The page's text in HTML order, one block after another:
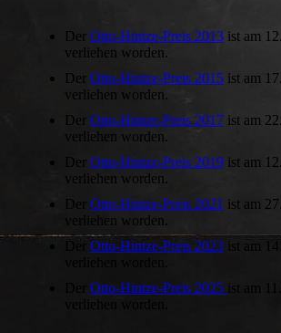
Der Otto-Hintze-Preis 2013 ist am
verliehen worden.
Der Otto-Hintze-Preis 2015 ist am
verliehen worden.
Der Otto-Hintze-Preis 2017 ist am
verliehen worden.
Der Otto-Hintze-Preis 2019 ist am
verliehen worden.
Otto-Hintze-Preis 2021 ist am
verliehen worden.
Otto-Hintze-Preis 2023 ist am
Otto-Hintze-Preis 2025
ist am